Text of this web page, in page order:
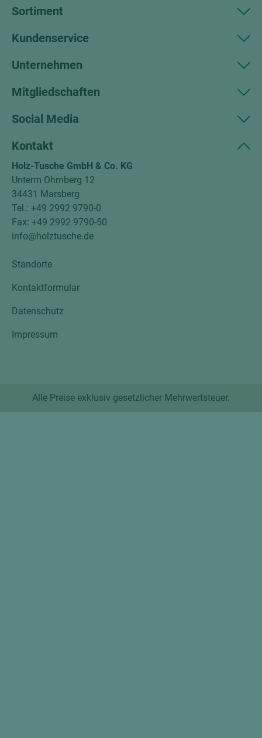
Sortiment
Kundenservice
Unternehmen
Mitgliedschaften
Social Media
Kontakt
Holz-Tusche GmbH & Co. KG
Unterm Ohmberg 12
34431 Marsberg
Tel.: +49 2992 9790-0
Fax: +49 2992 9790-50
info@holztusche.de
Standorte
Kontaktformular
Datenschutz
Impressum
Alle Preise exklusiv gesetzlicher Mehrwertsteuer.